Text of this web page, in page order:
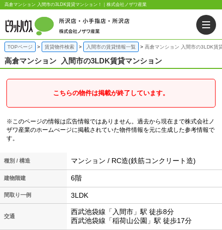
高倉マンション 入間市の3LDK賃貸マンション！｜株式会社ノザワ産業
TOPページ 賃貸物件検索 入間市の賃貸情報一覧 高倉マンション 入間市の3LDK賃
高倉マンション 入間市の3LDK賃貸マンション
こちらの物件は掲載が終了しています。
※このページの情報は広告情報ではありません。過去から現在まで株式会社ノ
ザワ産業のホームぺージに掲載されていた物件情報を元に生成した参考情報で
す。
種別 / 構造 マンション / RC造(鉄筋コンクリート造)
建物階建 6階
間取り一例 3LDK
交通
西武池袋線「入間市」駅 徒歩8分
西武池袋線「稲荷山公園」駅 徒歩17分